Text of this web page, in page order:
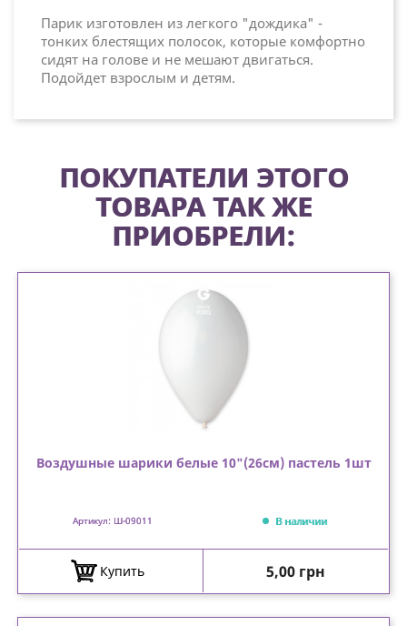
Парик изготовлен из легкого "дождика" -
тонких блестящих полосок, которые комфортно
сидят на голове и не мешают двигаться.
Подойдет взрослым и детям.
ПОКУПАТЕЛИ ЭТОГО
ТОВАРА ТАК ЖЕ
ПРИОБРЕЛИ:
Воздушные шарики белые 10"(26см) пастель 1шт
Артикул: Ш-09011 В наличии
Купить Цена
5,00 грн